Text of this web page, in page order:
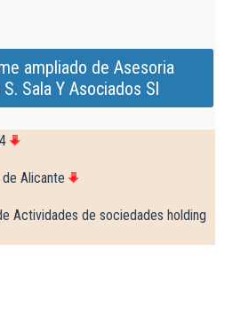
ampliado de Asesoria
Sala Y Asociados Sl
Alicante
Actividades de sociedades holding